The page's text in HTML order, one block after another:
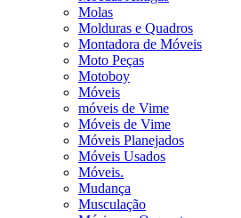
Molas
Molduras e Quadros
Montadora de Móveis
Moto Peças
Motoboy
Móveis
móveis de Vime
Móveis de Vime
Móveis Planejados
Móveis Usados
Móveis.
Mudança
Musculação